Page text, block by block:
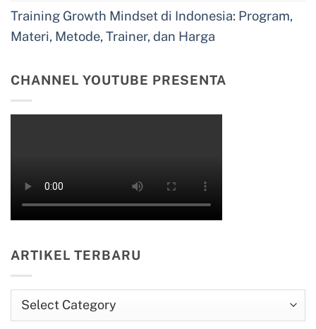
Training Growth Mindset di Indonesia: Program,
Materi, Metode, Trainer, dan Harga
CHANNEL YOUTUBE PRESENTA
ARTIKEL TERBARU
Terbaru